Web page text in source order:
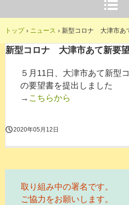
トップ › ニュース › 新型コロナ 大津市あ
新型コロナ 大津市あて新要
５月11日、大津市あて新型
の要望書を提出しました
→ こちらから
2020年05月12日
取り組み中の署名です。
ご協力をお願いします。